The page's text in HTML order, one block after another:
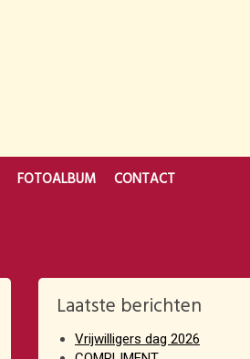
FOTOALBUM CONTACT
Laatste berichten
Vrijwilligers dag 2026